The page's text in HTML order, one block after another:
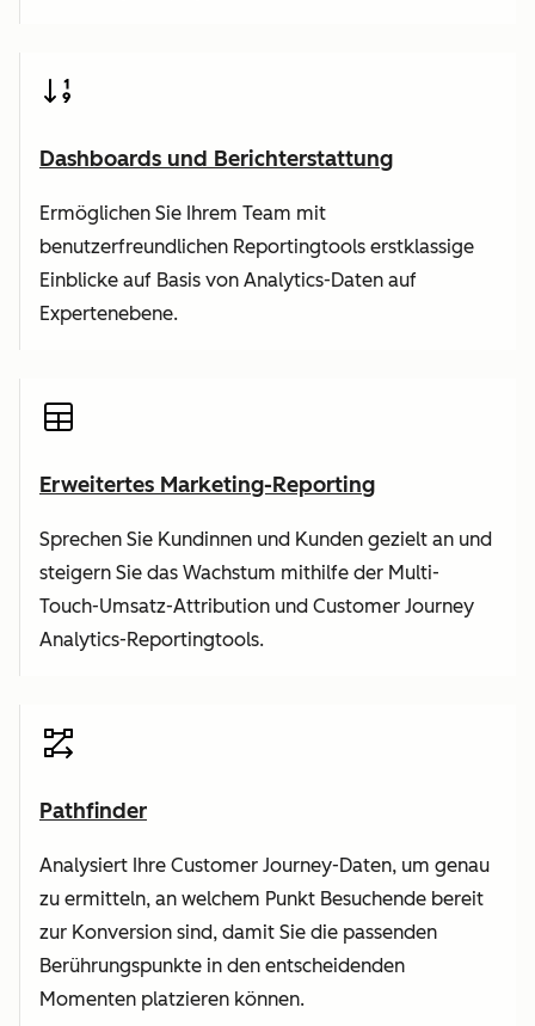
Dashboards und Berichterstattung
Ermöglichen Sie Ihrem Team mit
benutzerfreundlichen Reportingtools erstklassige
Einblicke auf Basis von Analytics-Daten auf
Expertenebene.
Erweitertes Marketing-Reporting
Sprechen Sie Kundinnen und Kunden gezielt an und
steigern Sie das Wachstum mithilfe der Multi-
Touch-Umsatz-Attribution und Customer Journey
Analytics-Reportingtools.
Pathfinder
Analysiert Ihre Customer Journey-Daten, um genau
zu ermitteln, an welchem Punkt Besuchende bereit
zur Konversion sind, damit Sie die passenden
Berührungspunkte in den entscheidenden
Momenten platzieren können.